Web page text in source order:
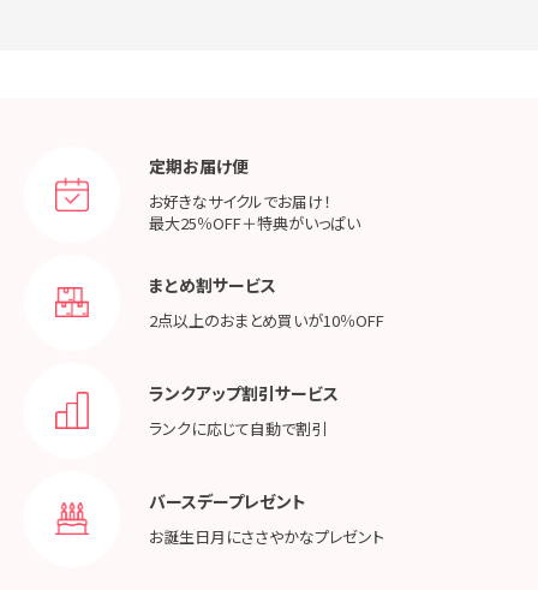
定期お届け便
お好きなサイクルでお届け！
最大25％OFF＋特典がいっぱい
まとめ割サービス
2点以上のおまとめ買いが10％OFF
ランクアップ割引サービス
ランクに応じて自動で割引
バースデープレゼント
お誕生日月にささやかなプレゼント